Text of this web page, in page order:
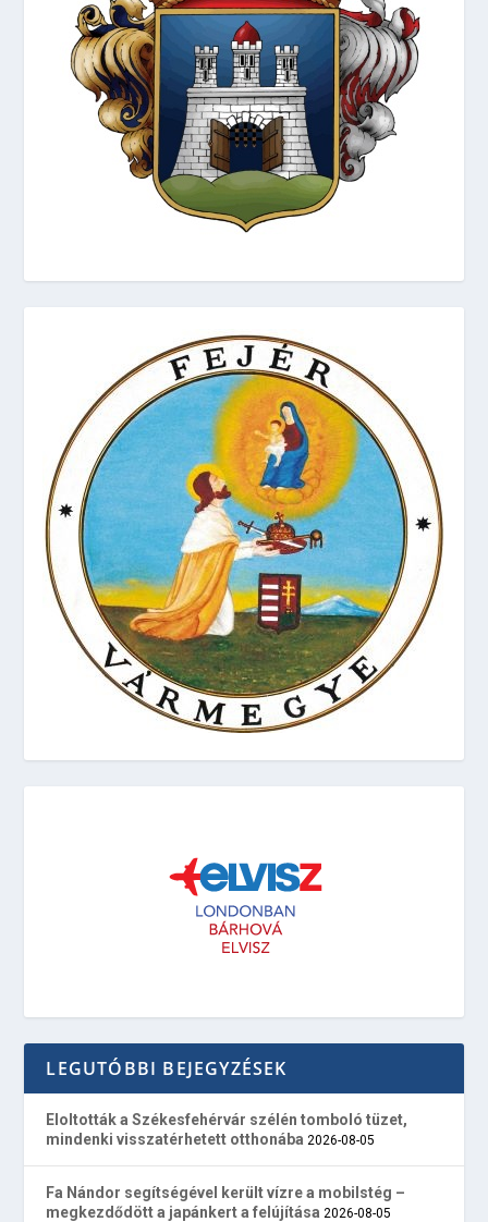
LEGUTÓBBI BEJEGYZÉSEK
Eloltották a Székesfehérvár szélén tomboló tüzet,
mindenki visszatérhetett otthonába 2026-08-05
Fa Nándor segítségével került vízre a mobilstég –
megkezdődött a japánkert a felújítása 2026-08-05